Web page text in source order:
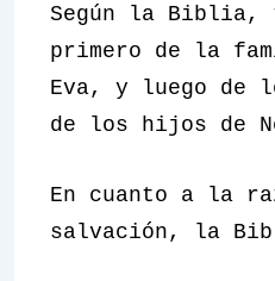
Según la Biblia,
primero de la
Eva, y luego de
de los hijos de
En cuanto a la
salvación, la